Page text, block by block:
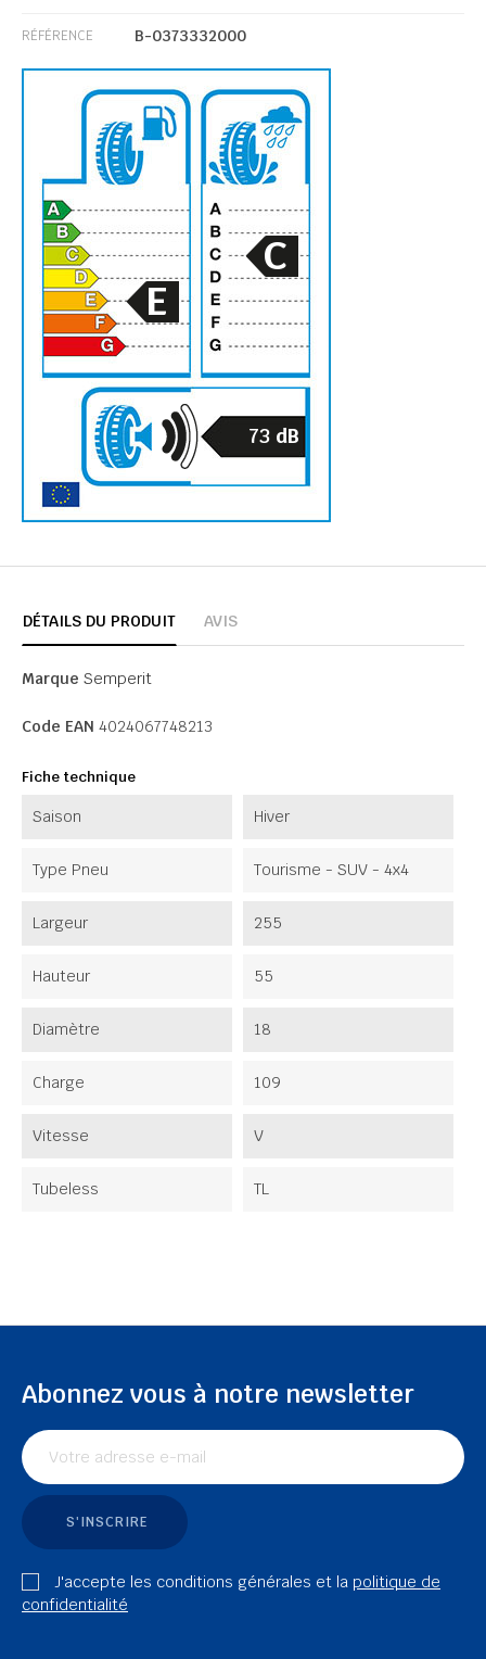
RÉFÉRENCE B-0373332000
E
C
73 dB
DÉTAILS DU PRODUIT AVIS
Marque Semperit
Code EAN 4024067748213
Fiche technique
Saison Hiver
Type Pneu Tourisme - SUV - 4x4
Largeur 255
Hauteur 55
Diamètre 18
Charge 109
Vitesse V
Tubeless TL
Abonnez vous à notre newsletter
S'INSCRIRE
J'accepte les conditions générales et la politique de
confidentialité